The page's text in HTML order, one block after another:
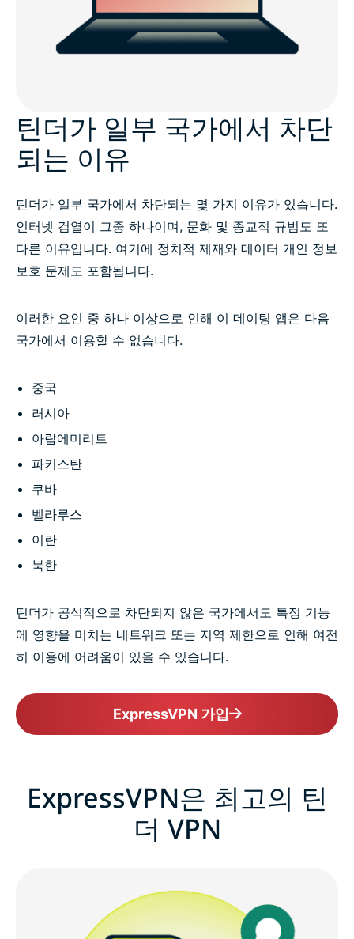
틴더가 일부 국가에서 차단
되는 이유
틴더가 일부 국가에서 차단되는 몇 가지 이유가 있습니다.
인터넷 검열이 그중 하나이며, 문화 및 종교적 규범도 또
다른 이유입니다. 여기에 정치적 제재와 데이터 개인 정보
보호 문제도 포함됩니다.
이러한 요인 중 하나 이상으로 인해 이 데이팅 앱은 다음
국가에서 이용할 수 없습니다.
중국
러시아
아랍에미리트
파키스탄
쿠바
벨라루스
이란
북한
틴더가 공식적으로 차단되지 않은 국가에서도 특정 기능
에 영향을 미치는 네트워크 또는 지역 제한으로 인해 여전
히 이용에 어려움이 있을 수 있습니다.
ExpressVPN 가입
ExpressVPN은 최고의 틴
더 VPN